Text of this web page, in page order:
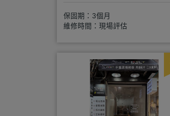
保固期：3個月
維修時間：現場評估